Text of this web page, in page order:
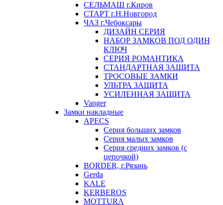
СЕЛЬМАШ г.Киров
СТАРТ г.Н.Новгород
ЧАЗ г.Чебоксары
ДИЗАЙН СЕРИЯ
НАБОР ЗАМКОВ ПОД ОДИН
КЛЮЧ
СЕРИЯ РОМАНТИКА
СТАНДАРТНАЯ ЗАЩИТА
ТРОСОВЫЕ ЗАМКИ
УЛЬТРА ЗАЩИТА
УСИЛЕННАЯ ЗАЩИТА
Vanger
Замки накладные
APECS
Серия больших замков
Серия малых замков
Серия средних замков (с
цепочкой)
BORDER, г.Рязань
Gerda
KALE
KERBEROS
MOTTURA